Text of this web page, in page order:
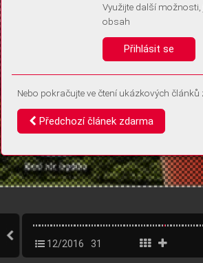
Vaše souhlasy a odmítnutí si ukládáme do
vás už příště znovu neptali. Můžete je kdykoli
12/2016 31
Využijte další
obsah
Přihlásit se
Nebo pokračujte ve čtení ukázkových
Předchozí článek zdarma